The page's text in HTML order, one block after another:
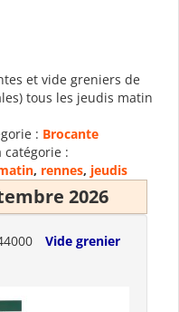
et vide greniers de
tous les jeudis matin
: Brocante
catégorie :
, rennes, jeudis
2026
Vide grenier